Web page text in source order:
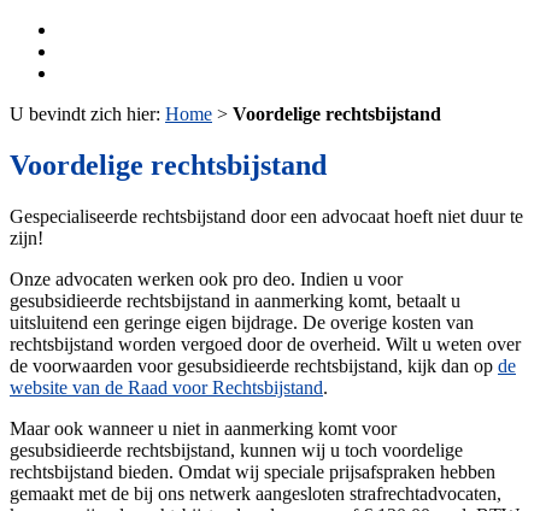
U bevindt zich hier: Home > Voordelige rechtsbijstand
Voordelige rechtsbijstand
Gespecialiseerde rechtsbijstand door een advocaat hoeft niet duur te
zijn!
Onze advocaten werken ook pro deo. Indien u voor
gesubsidieerde rechtsbijstand in aanmerking komt, betaalt u
uitsluitend een geringe eigen bijdrage. De overige kosten van
rechtsbijstand worden vergoed door de overheid. Wilt u weten over
de voorwaarden voor gesubsidieerde rechtsbijstand, kijk dan op de
website van de Raad voor Rechtsbijstand.
Maar ook wanneer u niet in aanmerking komt voor
gesubsidieerde rechtsbijstand, kunnen wij u toch voordelige
rechtsbijstand bieden. Omdat wij speciale prijsafspraken hebben
gemaakt met de bij ons netwerk aangesloten strafrechtadvocaten,